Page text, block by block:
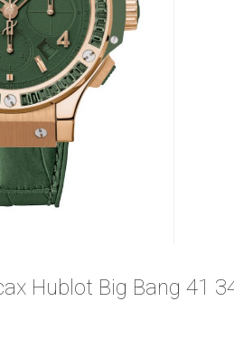
Hublot Big Bang 41